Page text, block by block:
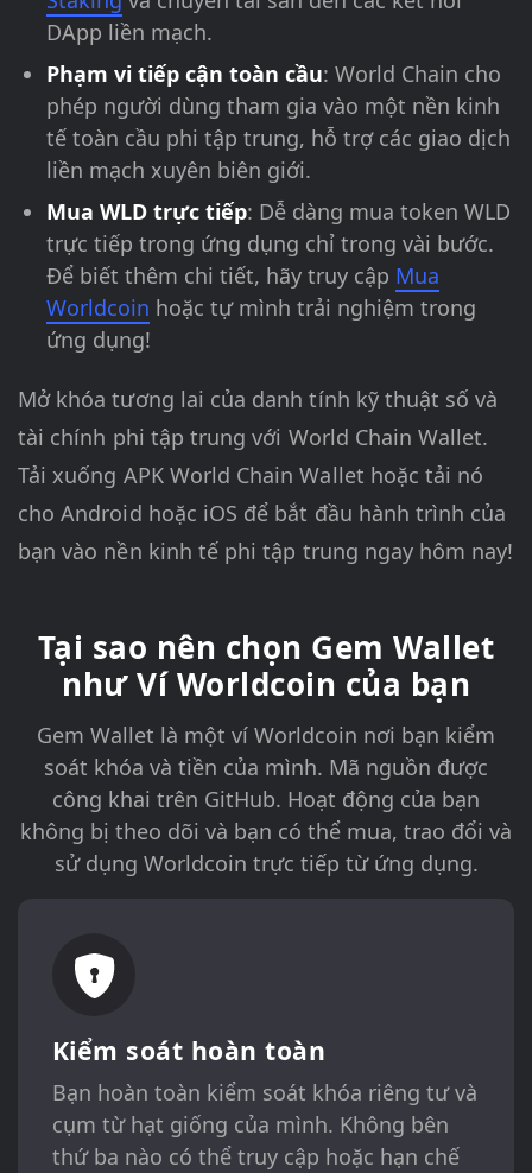
DApp liền mạch.
Phạm vi tiếp cận toàn cầu: World Chain cho
phép người dùng tham gia vào một nền kinh
tế toàn cầu phi tập trung, hỗ trợ các giao dịch
liền mạch xuyên biên giới.
Mua WLD trực tiếp: Dễ dàng mua token WLD
trực tiếp trong ứng dụng chỉ trong vài bước.
Để biết thêm chi tiết, hãy truy cập Mua
Worldcoin hoặc tự mình trải nghiệm trong
ứng dụng!
Mở khóa tương lai của danh tính kỹ thuật số và
tài chính phi tập trung với World Chain Wallet.
Tải xuống APK World Chain Wallet hoặc tải nó
cho Android hoặc iOS để bắt đầu hành trình của
bạn vào nền kinh tế phi tập trung ngay hôm nay!
Tại sao nên chọn Gem Wallet
như Ví Worldcoin của bạn
Gem Wallet là một ví Worldcoin nơi bạn kiểm
soát khóa và tiền của mình. Mã nguồn được
công khai trên GitHub. Hoạt động của bạn
không bị theo dõi và bạn có thể mua, trao đổi và
sử dụng Worldcoin trực tiếp từ ứng dụng.
Kiểm soát hoàn toàn
Bạn hoàn toàn kiểm soát khóa riêng tư và
cụm từ hạt giống của mình. Không bên
thứ ba nào có thể truy cập hoặc hạn chế